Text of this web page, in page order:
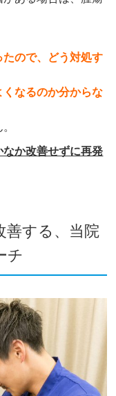
たので、どう対処す
くなるのか分からな
か改善せずに再発
善する、当院
チ